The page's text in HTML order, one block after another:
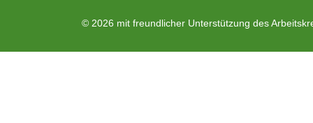
© 2026 mit freundlicher Unterstützung des